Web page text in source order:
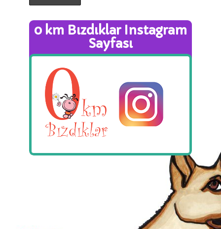
0 km Bızdıklar Instagram
Sayfası